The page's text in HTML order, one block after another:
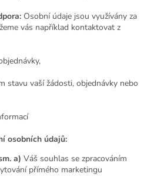
Osobní údaje jsou využívány za
vás například kontaktovat z
stavu vaší žádosti, objednávky nebo
osobních údajů:
a) Váš souhlas se zpracováním
přímého marketingu